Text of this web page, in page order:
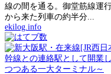
線の間を通る。御堂筋線運
から来た列車の約半分...
ekilog.info